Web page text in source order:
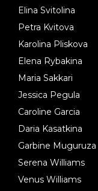
Elina Svitolina
Petra Kvitova
Karolina Pliskova
Elena Rybakina
Maria Sakkari
Jessica Pegula
Caroline Garcia
Daria Kasatkina
Garbine Muguruza
Serena Williams
Venus Williams